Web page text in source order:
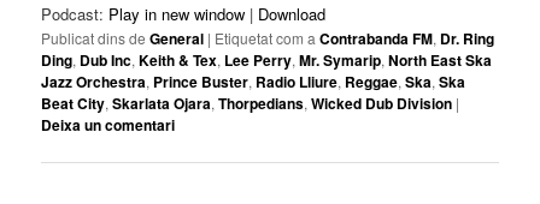
Podcast: Play in new window | Download
Publicat dins de General | Etiquetat com aContrabanda FM, Dr. Ring
Ding, Dub Inc,Keith & Tex, Lee Perry,Mr. Symarip,North East Ska
Jazz Orchestra, Prince Buster, Radio Lliure, Reggae,Ska,Ska
Beat City,Skarlata Ojara,Thorpedians,Wicked Dub Division |
Deixa un comentari